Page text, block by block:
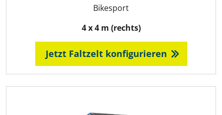
Bikesport
4 x 4 m (rechts)
Jetzt Faltzelt konfigurieren